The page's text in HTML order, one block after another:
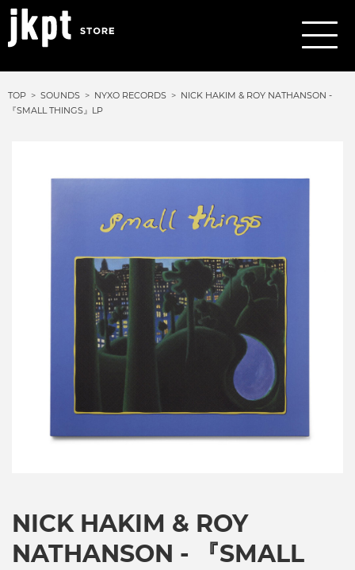
TOP SOUNDS NYXO RECORDS
NICK HAKIM & ROY NATHANSON -
『SMALL THINGS』LP
NICK HAKIM & ROY
NATHANSON - 『SMALL